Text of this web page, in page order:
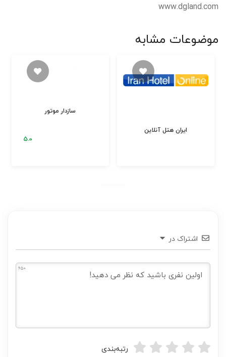
www.dgland.com
موضوعات مشابه
سازدار موتور
ایران هتل آنلاین
اشتراک در
650
رتبه‌بندی